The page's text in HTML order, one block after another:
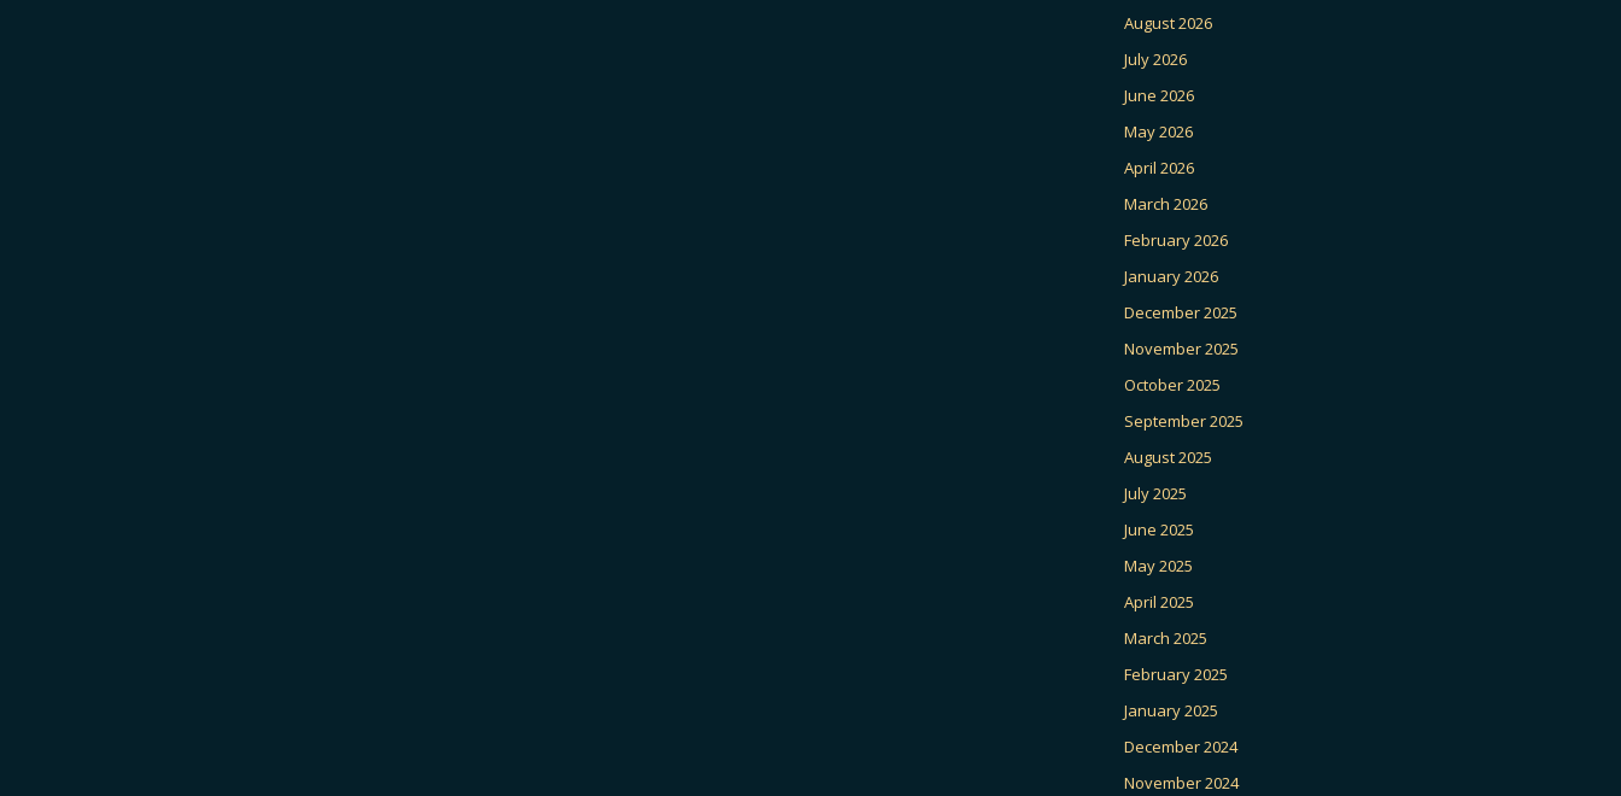
August 2026
July 2026
June 2026
May 2026
April 2026
March 2026
February 2026
January 2026
December 2025
November 2025
October 2025
September 2025
August 2025
July 2025
June 2025
May 2025
April 2025
March 2025
February 2025
January 2025
December 2024
November 2024